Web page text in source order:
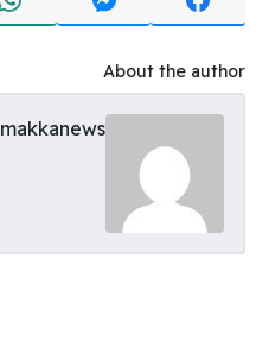
About the author
makkanews